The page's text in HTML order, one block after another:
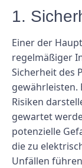
1.
Einer der
regelmäßiger
Sicherheit des
gewährleisten.
Risiken
gewartet
potenzielle
die zu
Unfällen